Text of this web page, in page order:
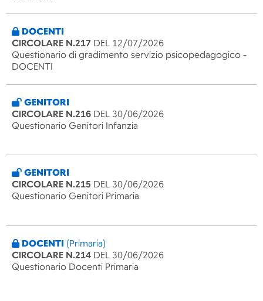
DOCENTI
CIRCOLARE N.217 DEL 12/07/2026
Questionario di gradimento servizio psicopedagogico -
DOCENTI
GENITORI
CIRCOLARE N.216 DEL 30/06/2026
Questionario Genitori Infanzia
GENITORI
CIRCOLARE N.215 DEL 30/06/2026
Questionario Genitori Primaria
DOCENTI (Primaria)
CIRCOLARE N.214 DEL 30/06/2026
Questionario Docenti Primaria